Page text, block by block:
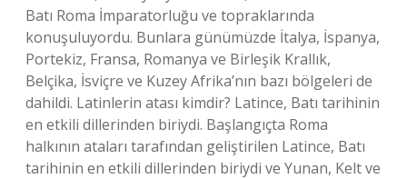
Batı Roma İmparatorluğu ve topraklarında
konuşuluyordu. Bunlara günümüzde İtalya, İspanya,
Portekiz, Fransa, Romanya ve Birleşik Krallık,
Belçika, İsviçre ve Kuzey Afrika’nın bazı bölgeleri de
dahildi. Latinlerin atası kimdir? Latince, Batı tarihinin
en etkili dillerinden biriydi. Başlangıçta Roma
halkının ataları tarafından geliştirilen Latince, Batı
tarihinin en etkili dillerinden biriydi ve Yunan, Kelt ve